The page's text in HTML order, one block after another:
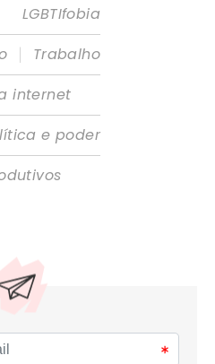
LGBTIfobia
|
Trabalho
internet
e poder